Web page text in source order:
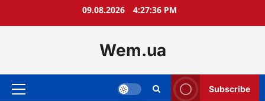
09.08.2026 4:27:37 PM
Wem.ua
Primary
Subscribe